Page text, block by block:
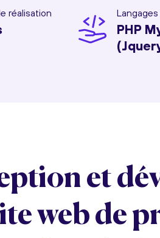
réalisation
PHP
et
web de